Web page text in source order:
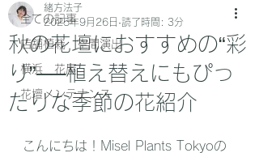
全ての記事
店舗植栽 空間演出
横浜 花屋
花壇メンテナンス
秋の花壇におすすめの“彩
り”──植え替えにもぴっ
たりな季節の花紹介
緒方法子
2025年9月26日 読了時間: 3分
こんにちは！Misel Plants Tokyoの